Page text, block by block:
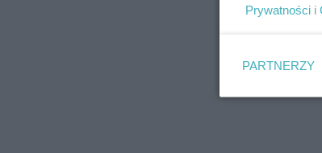
Prywatności i
PARTNERZY